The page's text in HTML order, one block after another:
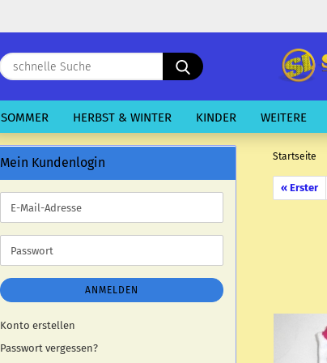
schnelle
Suche
SOMMER HERBST & WINTER KINDER WEITERE
Startseite
« Erster
Mein Kundenlogin
E-
Mail-
Adresse
Passwort
ANMELDEN
Konto erstellen
Passwort vergessen?